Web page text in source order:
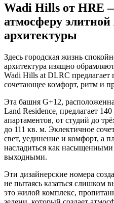
Wadi Hills от HRE
атмосферу
архитектуры
Здесь городская жизнь
архитектура изящно
Wadi Hills at DLRC предлагает
сочетающее комфорт, ритм и
Эта башня G+12,
Land Residence, предлагает
апартаментов, от студий до
до 111 кв. м. Эклектичное
свет, уединение и комфорт, а
насладиться как
выходными.
Эти дизайнерские номера
не пытаясь казаться слишком
это жилой комплекс,